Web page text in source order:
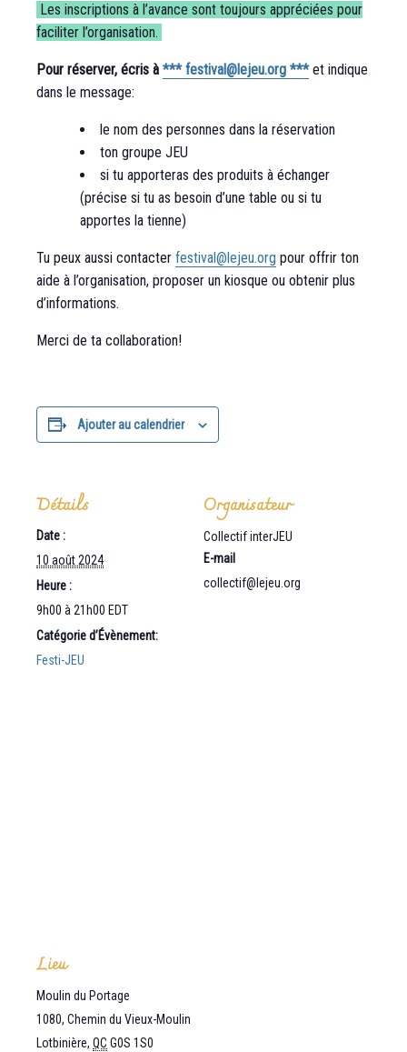
Les inscriptions à l’avance sont toujours appréciées pour
faciliter l’organisation.
Pour réserver, écris à *** festival@lejeu.org ***et indique
dans le message:
le nom des personnes dans la réservation
ton groupe JEU
si tu apporteras des produits à échanger
(précise si tu as besoin d’une table ou si tu
apportes la tienne)
Tu peux aussi contacter festival@lejeu.org pour offrir ton
aide à l’organisation, proposer un kiosque ou obtenir plus
d’informations.
Merci de ta collaboration!
Ajouter au calendrier
Détails
Date :
10 août 2024
Heure :
9h00 à 21h00 EDT
Catégorie d’Évènement:
Festi-JEU
Organisateur
Collectif interJEU
E-mail
collectif@lejeu.org
Lieu
Moulin du Portage
1080, Chemin du Vieux-Moulin
Lotbinière, QC G0S 1S0